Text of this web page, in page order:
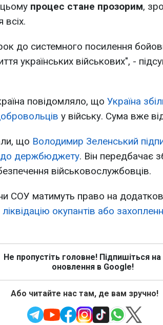
процес стане прозорим,
до системного посилення
українських військових", -
повідомляло, що Україна
у війську. Сума вже
що Володимир Зеленський
до держбюджету. Він передбачає
військовослужбовців.
СОУ матимуть право на
окупантів або
Не пропустіть головне! Підпишіться на
оновлення в Google!
Або читайте нас там, де вам зручно!